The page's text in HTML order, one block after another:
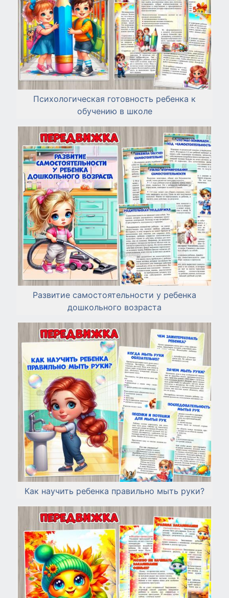
Психологическая готовность ребенка к
обучению в школе
Развитие самостоятельности у ребенка
дошкольного возраста
Как научить ребенка правильно мыть руки?